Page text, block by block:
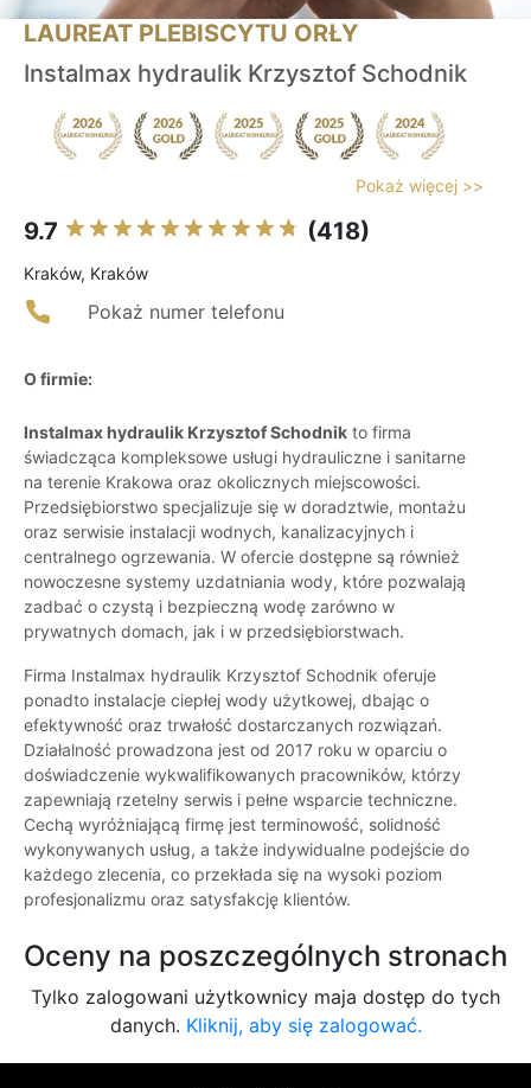
LAUREAT PLEBISCYTU ORŁY
Instalmax hydraulik Krzysztof Schodnik
Pokaż więcej >>
9.7 (418)
Kraków, Kraków
Pokaż numer telefonu
O firmie:
Instalmax hydraulik Krzysztof Schodnik to firma
świadcząca kompleksowe usługi hydrauliczne i sanitarne
na terenie Krakowa oraz okolicznych miejscowości.
Przedsiębiorstwo specjalizuje się w doradztwie, montażu
oraz serwisie instalacji wodnych, kanalizacyjnych i
centralnego ogrzewania. W ofercie dostępne są również
nowoczesne systemy uzdatniania wody, które pozwalają
zadbać o czystą i bezpieczną wodę zarówno w
prywatnych domach, jak i w przedsiębiorstwach.
Firma Instalmax hydraulik Krzysztof Schodnik oferuje
ponadto instalacje ciepłej wody użytkowej, dbając o
efektywność oraz trwałość dostarczanych rozwiązań.
Działalność prowadzona jest od 2017 roku w oparciu o
doświadczenie wykwalifikowanych pracowników, którzy
zapewniają rzetelny serwis i pełne wsparcie techniczne.
Cechą wyróżniającą firmę jest terminowość, solidność
wykonywanych usług, a także indywidualne podejście do
każdego zlecenia, co przekłada się na wysoki poziom
profesjonalizmu oraz satysfakcję klientów.
Oceny na poszczególnych stronach
Tylko zalogowani użytkownicy maja dostęp do tych
danych. Kliknij, aby się zalogować.